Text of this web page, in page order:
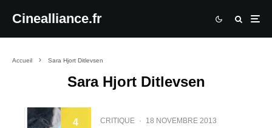
Cinealliance.fr
Accueil Sara Hjort Ditlevsen
Sara Hjort Ditlevsen
4 CRITIQUE · 18 NOVEMBRE 2013